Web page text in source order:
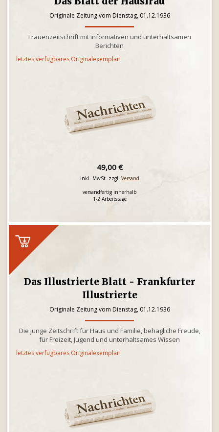
Originale Zeitung vom Dienstag, 01.12.1936
Frauenzeitschrift mit informativen und unterhaltsamen
Berichten
letztes verfügbares Originalexemplar!
49,00 €
inkl. MwSt. zzgl. Versand
versandfertig innerhalb
1-2 Arbeitstage
Das Illustrierte Blatt - Frankfurter
Illustrierte
Originale Zeitung vom Dienstag, 01.12.1936
Die junge Zeitschrift für Haus und Familie, behagliche Freude,
für Freizeit, Jugend und unterhaltsames Wissen
letztes verfügbares Originalexemplar!